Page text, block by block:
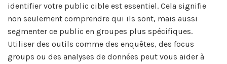
identifier votre public cible est essentiel. Cela signifie
non seulement comprendre qui ils sont, mais aussi
segmenter ce public en groupes plus spécifiques.
Utiliser des outils comme des enquêtes, des focus
groups ou des analyses de données peut vous aider à